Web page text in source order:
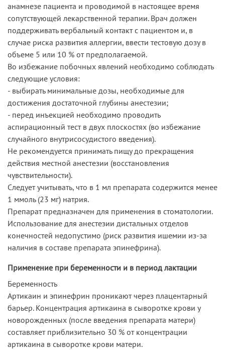
анамнезе пациента и проводимой в настоящее время
сопутствующей лекарственной терапии. Врач должен
поддерживать вербальный контакт с пациентом и, в
случае риска развития аллергии, ввести тестовую дозу в
объеме 5 или 10 % от предполагаемой.
Во избежание побочных явлений необходимо соблюдать
следующие условия:
- выбирать минимальные дозы, необходимые для
достижения достаточной глубины анестезии;
- перед инъекцией необходимо проводить
аспирационный тест в двух плоскостях (во избежание
случайного внутрисосудистого введения).
Не рекомендуется принимать пищу до прекращения
действия местной анестезии (восстановления
чувствительности).
Следует учитывать, что в 1 мл препарата содержится менее
1 ммоль (23 мг) натрия.
Препарат предназначен для применения в стоматологии.
Использование для анестезии дистальных отделов
конечностей недопустимо (риск развития ишемии из-за
наличия в составе препарата эпинефрина).
Применение при беременности и в период лактации
Беременность
Артикаин и эпинефрин проникают через плацентарный
барьер. Концентрация артикаина в сыворотке крови у
новорожденных (после введения препарата матери)
составляет приблизительно 30 % от концентрации
артикаина в сыворотке крови матери.